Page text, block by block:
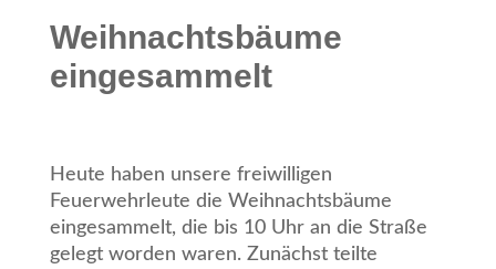
Weihnachtsbäume
eingesammelt
Heute haben unsere freiwilligen
Feuerwehrleute die Weihnachtsbäume
eingesammelt, die bis 10 Uhr an die Straße
gelegt worden waren. Zunächst teilte